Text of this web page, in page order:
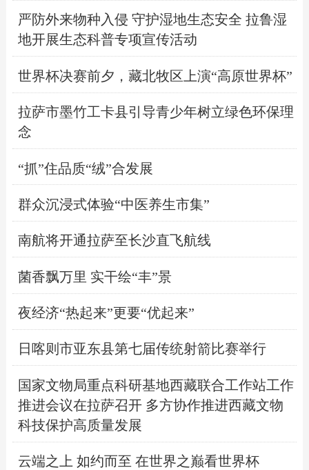
严防外来物种入侵 守护湿地生态安全 拉鲁湿
地开展生态科普专项宣传活动
世界杯决赛前夕，藏北牧区上演“高原世界杯”
拉萨市墨竹工卡县引导青少年树立绿色环保理
念
“抓”住品质“绒”合发展
群众沉浸式体验“中医养生市集”
南航将开通拉萨至长沙直飞航线
菌香飘万里 实干绘“丰”景
夜经济“热起来”更要“优起来”
日喀则市亚东县第七届传统射箭比赛举行
国家文物局重点科研基地西藏联合工作站工作
推进会议在拉萨召开 多方协作推进西藏文物
科技保护高质量发展
云端之上 如约而至 在世界之巅看世界杯